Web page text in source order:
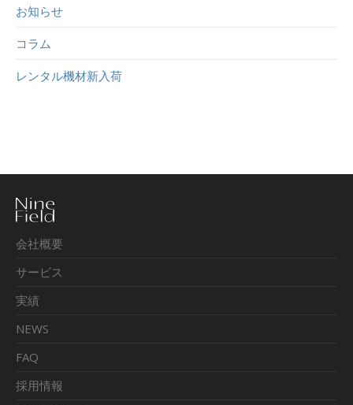
お知らせ
コラム
レンタル機材新入荷
会社概要
サービス
実績
NEWS
FAQ
採用情報